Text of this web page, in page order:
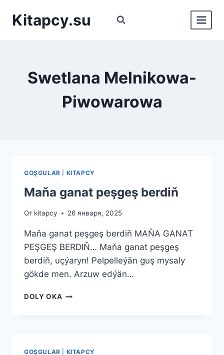
Kitapcy.su
Swetlana Melnikowa-
Piwowarowа
GOŞGULAR KITAPCY
Maňa ganat peşgeş berdiň
От kitapcy 26 января, 2025
Maňa ganat peşgeş berdiň MAŇA GANAT
PEŞGEŞ BERDIŇ… Maňa ganat peşgeş
berdiň, uçýaryn! Pelpelleýän guş mysaly
gökde men. Arzuw edýän…
DOLY OKA MAŇA
GOŞGULAR KITAPCY